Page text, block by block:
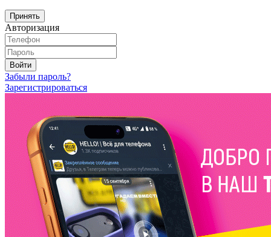
Принять
Авторизация
Войти
Забыли пароль?
Зарегистрироваться